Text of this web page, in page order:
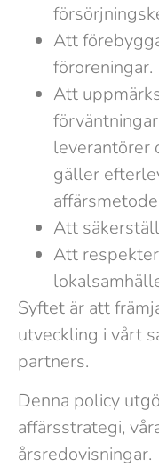
Att
föroreningar.
Att
leverantörer
gäller
Att
Att
Syftet är att
utveckling i vårt
partners.
Denna policy
affärsstrategi,
årsredovisningar.